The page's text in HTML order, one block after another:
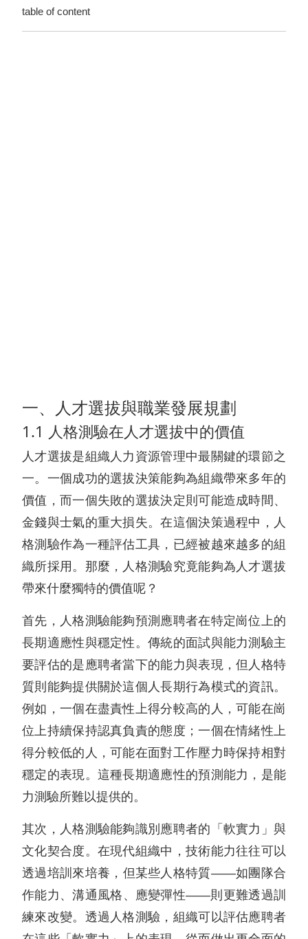
table of content
一、人才選拔與職業發展規劃
1.1 人格測驗在人才選拔中的價值
人才選拔是組織人力資源管理中最關鍵的環節之
一。一個成功的選拔決策能夠為組織帶來多年的
價值，而一個失敗的選拔決定則可能造成時間、
金錢與士氣的重大損失。在這個決策過程中，人
格測驗作為一種評估工具，已經被越來越多的組
織所採用。那麼，人格測驗究竟能夠為人才選拔
帶來什麼獨特的價值呢？
首先，人格測驗能夠預測應聘者在特定崗位上的
長期適應性與穩定性。傳統的面試與能力測驗主
要評估的是應聘者當下的能力與表現，但人格特
質則能夠提供關於這個人長期行為模式的資訊。
例如，一個在盡責性上得分較高的人，可能在崗
位上持續保持認真負責的態度；一個在情緒性上
得分較低的人，可能在面對工作壓力時保持相對
穩定的表現。這種長期適應性的預測能力，是能
力測驗所難以提供的。
其次，人格測驗能夠識別應聘者的「軟實力」與
文化契合度。在現代組織中，技術能力往往可以
透過培訓來培養，但某些人格特質——如團隊合
作能力、溝通風格、應變彈性——則更難透過訓
練來改變。透過人格測驗，組織可以評估應聘者